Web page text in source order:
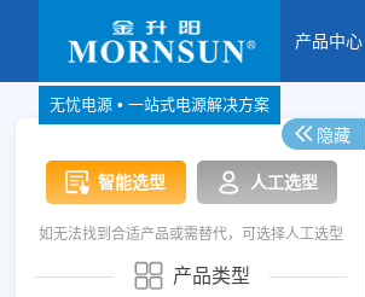
无忧电源 • 一站式电源解决方案
产品中心
网站地图
Website map
隐藏
智能选型 人工选型
如无法找到合适产品或需替代，可选择人工选型
产品类型